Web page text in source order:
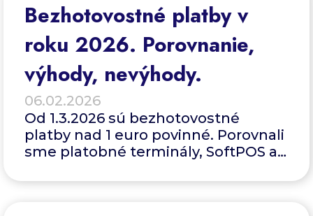
Bezhotovostné platby v
roku 2026. Porovnanie,
výhody, nevýhody.
06.02.2026
Od 1.3.2026 sú bezhotovostné
platby nad 1 euro povinné. Porovnali
sme platobné terminály, SoftPOS a
riešenie pre váš biznis.